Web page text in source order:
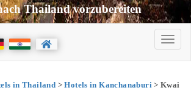
Thailand vorzubereiten
in Thailand >Hotels in Kanchanaburi> Kwai